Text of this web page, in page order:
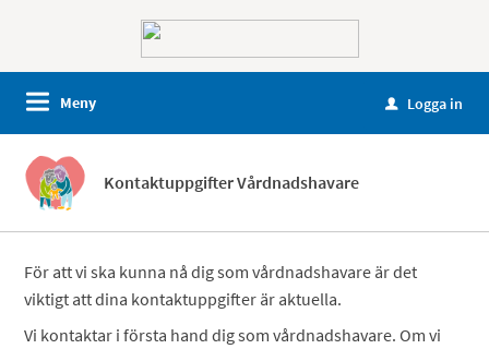
Meny u Logga in
Kontaktuppgifter Vårdnadshavare
För att vi ska kunna nå dig som vårdnadshavare är det
viktigt att dina kontaktuppgifter är aktuella.
Vi kontaktar i första hand dig som vårdnadshavare. Om vi